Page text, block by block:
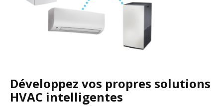
Développez vos propres solutions
HVAC intelligentes